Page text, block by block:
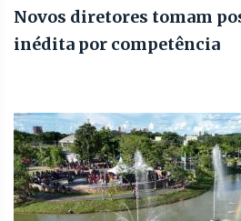
Novos diretores tomam
inédita por competência